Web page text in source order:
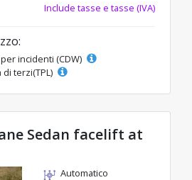
Include tasse e tasse (IVA)
incidenti (CDW)
terzi(TPL)
Sedan facelift at
Automatico